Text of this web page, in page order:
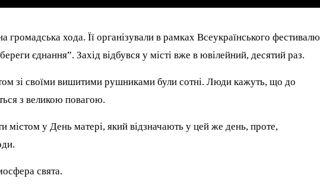
громадська хода. Її організували в рамках Всеукраїнського фестивалю
єднання”. Захід відбувся у місті вже в ювілейний, десятий раз.
зі своїми вишитими рушниками були сотні. Люди кажуть, що до
з великою повагою.
містом у День матері, який відзначають у цей же день, проте,
свята.